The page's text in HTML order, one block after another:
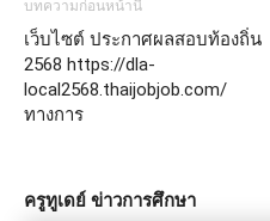
บทความก่อนหน้านี้
เว็บไซต์ ประกาศผลสอบท้องถิ่น
2568 https://dla-
local2568.thaijobjob.com/
ทางการ
ครูทูเดย์ ข่าวการศึกษา